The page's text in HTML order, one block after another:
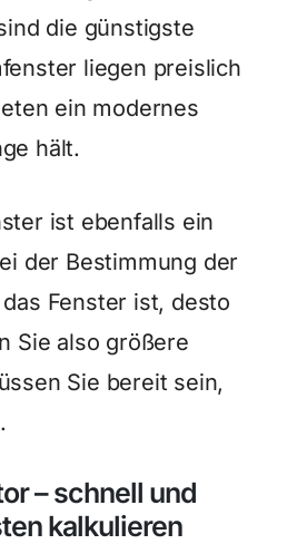
die günstigste
liegen preislich
ein modernes
hält.
ist ebenfalls ein
der Bestimmung der
Fenster ist, desto
Sie also größere
Sie bereit sein,
– schnell und
kalkulieren